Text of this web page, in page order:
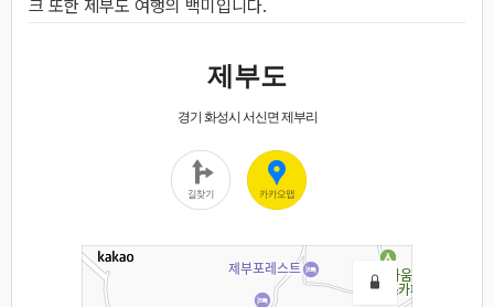
크 또한 제부도 여행의 백미입니다.